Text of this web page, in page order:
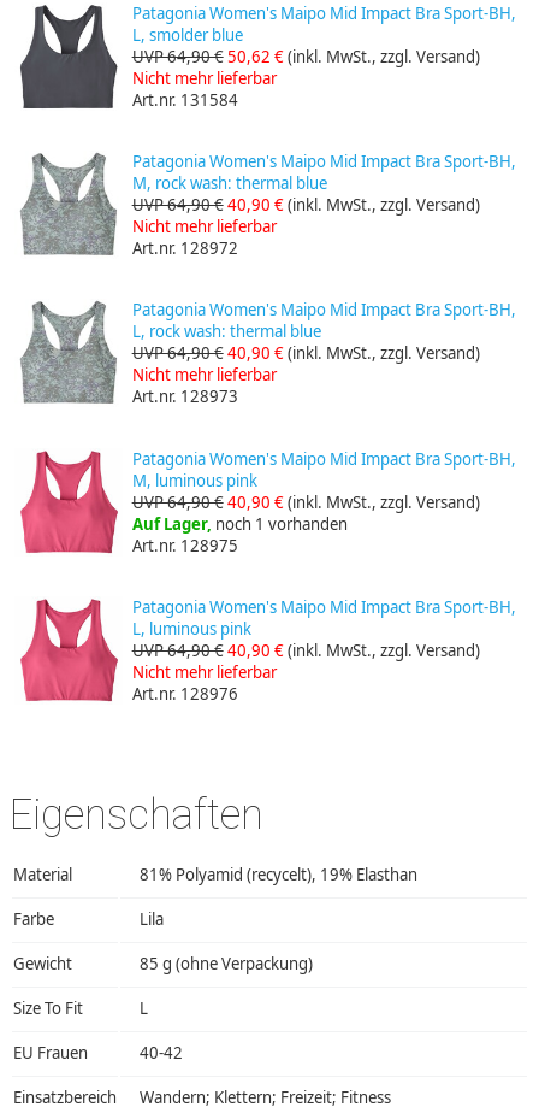
Patagonia Women's Maipo Mid Impact Bra Sport-BH,
L, smolder blue
UVP 64,90 €50,62 €(inkl. MwSt., zzgl. Versand)
Nicht mehr lieferbar
Art.nr. 131584
Patagonia Women's Maipo Mid Impact Bra Sport-BH,
M, rock wash: thermal blue
UVP 64,90 €40,90 €(inkl. MwSt., zzgl. Versand)
Nicht mehr lieferbar
Art.nr. 128972
Patagonia Women's Maipo Mid Impact Bra Sport-BH,
L, rock wash: thermal blue
UVP 64,90 €40,90 €(inkl. MwSt., zzgl. Versand)
Nicht mehr lieferbar
Art.nr. 128973
Patagonia Women's Maipo Mid Impact Bra Sport-BH,
M, luminous pink
UVP 64,90 €40,90 €(inkl. MwSt., zzgl. Versand)
Auf Lager, noch 1 vorhanden
Art.nr. 128975
Patagonia Women's Maipo Mid Impact Bra Sport-BH,
L, luminous pink
UVP 64,90 €40,90 €(inkl. MwSt., zzgl. Versand)
Nicht mehr lieferbar
Art.nr. 128976
Eigenschaften
Material 81% Polyamid (recycelt), 19% Elasthan
Farbe Lila
Gewicht 85 g (ohne Verpackung)
Size To Fit L
EU Frauen 40-42
Einsatzbereich Wandern; Klettern; Freizeit; Fitness